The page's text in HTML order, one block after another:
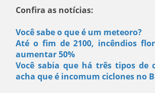
Confira as notícias:
Você sabe o que é um meteoro?
Até o fim de 2100, incêndios
aumentar 50%
Você sabia que há três tipos de
acha que é incomum ciclones no